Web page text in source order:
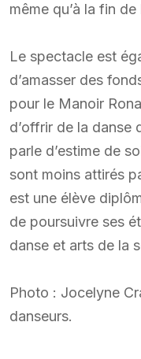
même qu’à la fin
Le spectacle est
d’amasser des
pour le Manoir
d’offrir de la danse
parle d’estime de
sont moins attirés
est une élève
de poursuivre ses
danse et arts de la
Photo : Jocelyne
danseurs.